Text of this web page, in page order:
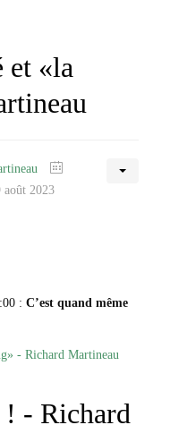
et «la
août 2023
: C’est quand même
- Richard Martineau
! - Richard